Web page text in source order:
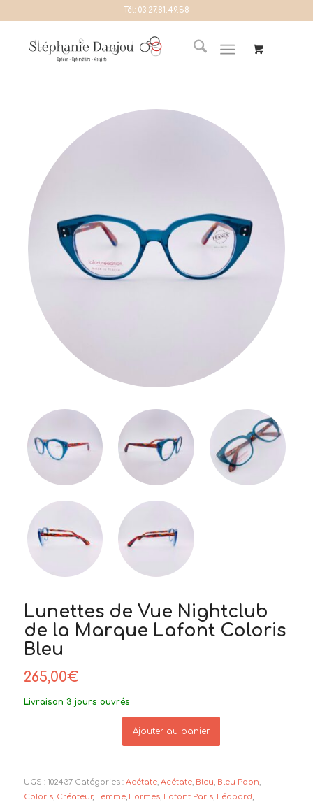
Tél: 03.27.81.49.58
Lunettes de Vue Nightclub
de la Marque Lafont Coloris
Bleu
265,00€
Livraison 3 jours ouvrés
Ajouter au panier
UGS : 102437 Catégories : Acétate, Acétate, Bleu, Bleu Paon,
Coloris, Créateur, Femme, Formes, Lafont Paris, Léopard,